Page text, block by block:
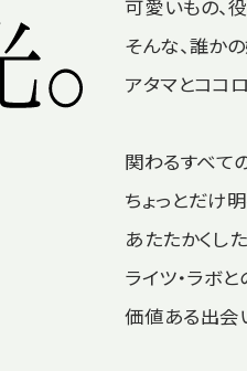
可愛いもの、
そんな、誰か
アタマとココ
関わるすべて
ちょっとだけ明
あたたかくし
ライツ・ラボと
価値ある出会